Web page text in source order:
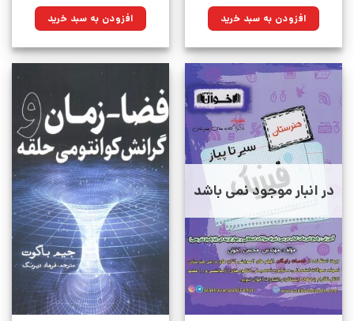
۳۴۰,۰۰۰تومان
بود.
۲۴۹,۹۰۰تومان.افزودن به سبد خرید ۱۸۰,۰۰۰تومان
بود.
۱۳۲,۳۰۰تومان.افزودن به سبد خرید
در انبار موجود نمی باشد